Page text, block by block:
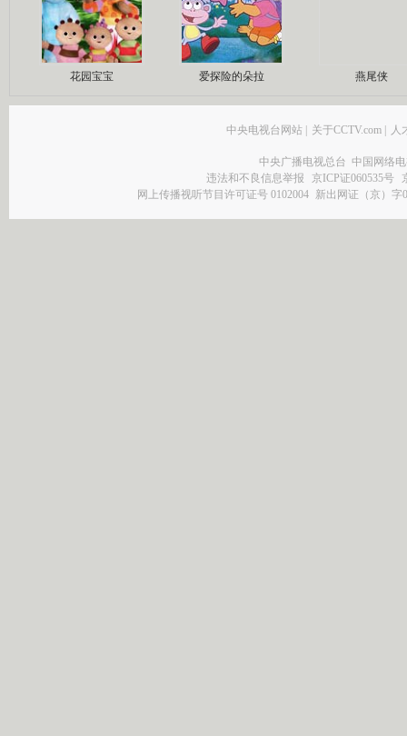
花园宝宝 爱探险的朵拉 燕尾侠
中央电视台网站 关于CCTV.com 人
中央广播电视总台 中国网络
违法和不良信息举报
京ICP证060535号
网上传播视听节目许可证号 0102004 新出网证（京）